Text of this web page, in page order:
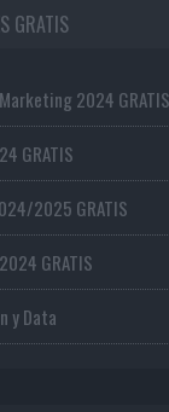
GRATIS
2024 GRATIS
GRATIS
2025 GRATIS
GRATIS
y Data